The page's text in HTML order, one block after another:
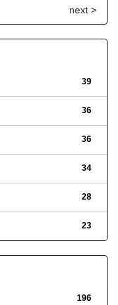
next >
39
36
36
34
28
23
196